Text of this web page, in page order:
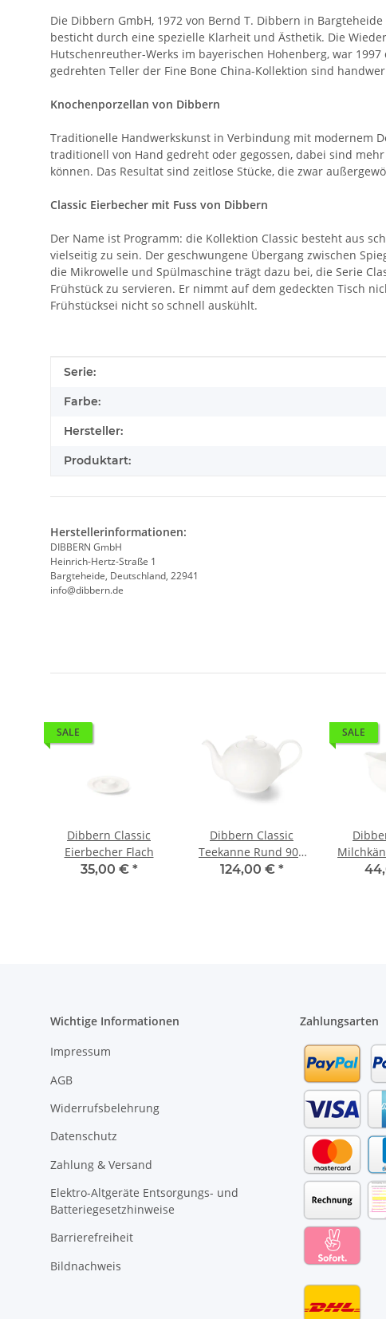
Die Dibbern GmbH, 1972 von Bernd T. Dibbern in
besticht durch eine spezielle Klarheit und Ästhetik. Die
Hutschenreuther-Werks im bayerischen Hohenberg, war
gedrehten Teller der Fine Bone China-Kollektion sind
Knochenporzellan von Dibbern
Traditionelle Handwerkskunst in Verbindung mit modernem
traditionell von Hand gedreht oder gegossen, dabei sind
können. Das Resultat sind zeitlose Stücke, die zwar
Classic Eierbecher mit Fuss von Dibbern
Der Name ist Programm: die Kollektion Classic besteht aus
vielseitig zu sein. Der geschwungene Übergang zwischen
die Mikrowelle und Spülmaschine trägt dazu bei, die Serie
Frühstück zu servieren. Er nimmt auf dem gedeckten Tisch
Frühstücksei nicht so schnell auskühlt.
Produkteigenschaft
Wert
Serie:
Farbe:
Hersteller:
Produktart:
Herstellerinformationen:
DIBBERN GmbH
Heinrich-Hertz-Straße 1
Bargteheide, Deutschland, 22941
info@dibbern.de
SALE
Dibbern Classic
Eierbecher Flach
35,00 € *
Dibbern Classic
Teekanne Rund 900
ml
124,00 € *
SALE
Wichtige Informationen
Impressum
AGB
Widerrufsbelehrung
Datenschutz
Zahlung & Versand
Elektro-Altgeräte Entsorgungs- und
Batteriegesetzhinweise
Barrierefreiheit
Bildnachweis
Zahlungsarten